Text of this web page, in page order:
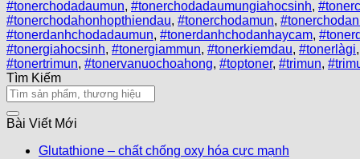
#tonerchodadaumun, #tonerchodadaumungiahocsinh,
#tonerchodahonhopthiendau, #tonerchodamun,
#tonerdanhchodadaumun, #tonerdanhchodanhaycam,
#tonergiahocsinh, #tonergiammun, #tonerkiemdau, #tonerlàgi,
#tonertrimun, #tonervanuochoahong, #toptoner, #trimun,
Tìm Kiếm
Bài Viết Mới
Glutathione – chất chống oxy hóa cực mạnh